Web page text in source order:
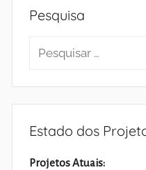
Pesquisa
Pesquisar
Estado dos
Projetos Atuais: